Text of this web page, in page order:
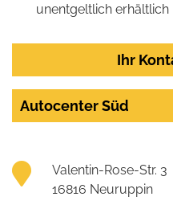
unentgeltlich erhältlich
Ihr
Autocenter Süd
Valentin-Rose-Str. 3
16816 Neuruppin